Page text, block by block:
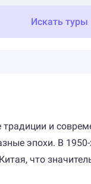
Искать туры
и
эпохи. В 1950-
что